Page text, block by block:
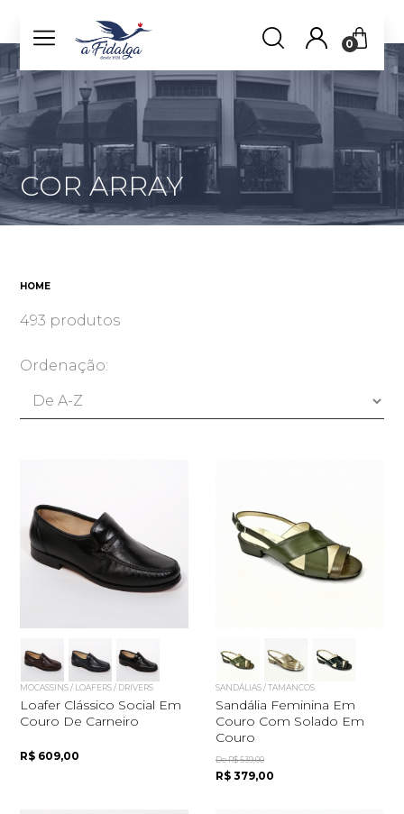
0
COR ARRAY
HOME
493 produtos
Ordenação:
MOCASSINS / LOAFERS / DRIVERS
Loafer Clássico Social Em
Couro De Carneiro
R$ 609,00
SANDÁLIAS / TAMANCOS
Sandália Feminina Em
Couro Com Solado Em
Couro
De R$ 539,00
R$ 379,00